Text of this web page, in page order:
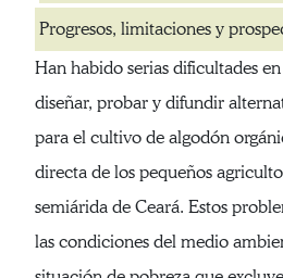
Progresos, limitaciones y
Han habido serias dificultades
diseñar, probar y difundir
para el cultivo de algodón
directa de los pequeños
semiárida de Ceará. Estos
las condiciones del medio